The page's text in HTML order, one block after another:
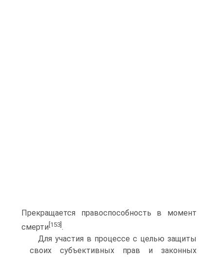
Прекращается правоспособность в момент
смерти [153] .
Для участия в процессе с целью защиты
своих субъективных прав и законных